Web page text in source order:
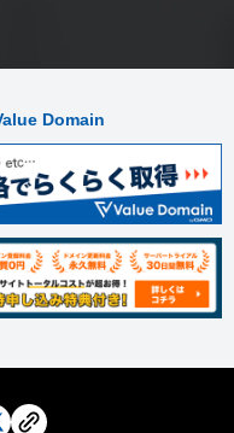
Domain